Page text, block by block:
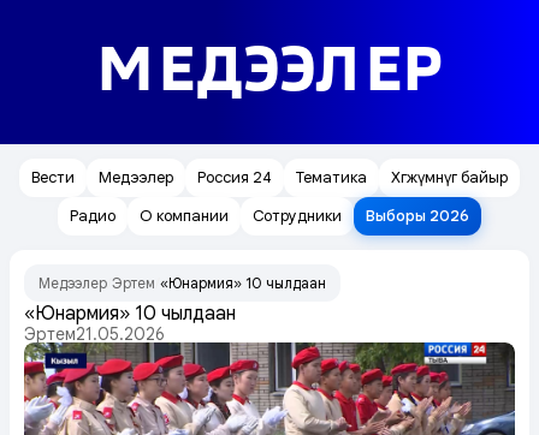
МЕДЭЭЛЕР
Вести Медээлер Россия 24 Тематика
Хөгжүмнүг байыр
Радио
О компании Сотрудники Выборы 2026
Медээлер Эртем «Юнармия» 10 чылдаан
«Юнармия» 10 чылдаан
Эртем21.05.2026